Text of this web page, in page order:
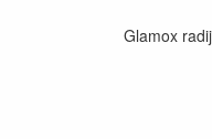
Glamox